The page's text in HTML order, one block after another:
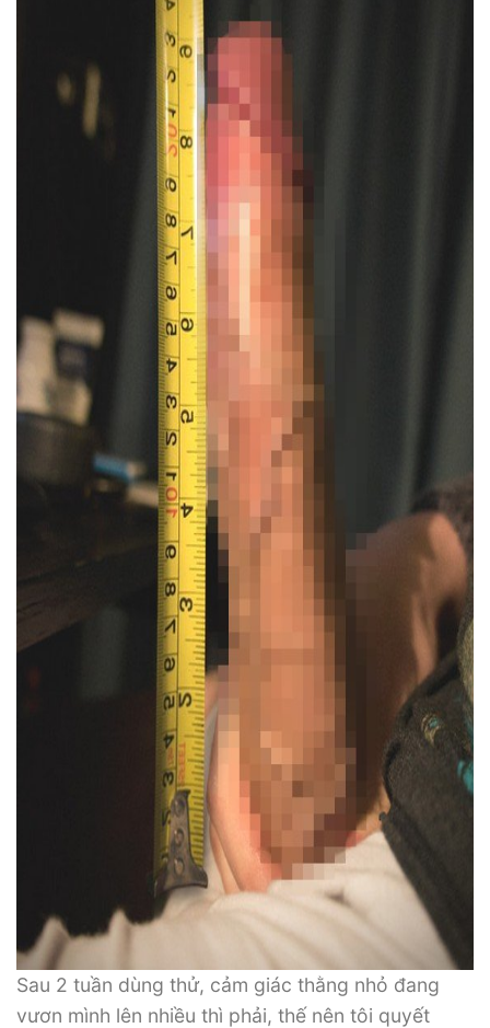
Sau 2 tuần dùng thử, cảm giác thằng nhỏ đang
vươn mình lên nhiều thì phải, thế nên tôi quyết